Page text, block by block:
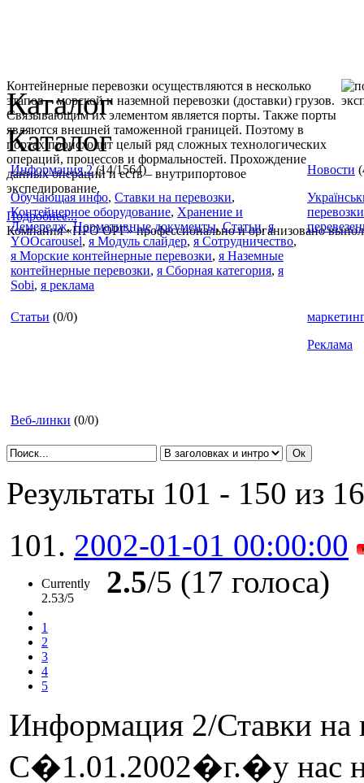
Контейнерные перевозки осуществляются в несколько
этапов – морской и наземной перевозки (доставки) грузов.
Связывающим их элементом является порты. Также порты
являются внешней таможенной границей. Поэтому в
портах происходит целый ряд сложных технологических
операций, процессов и формальностей. Прохождение
данных операций и есть – внутрипортовое
экспедирование.
Подробнее...
Компания «ПРО ОРГ» профессионально и организовано
полный комплекс услуг:
- Морские перевозки контейнеров
- Портовое экспедирование.
Экспедирование в порту.
- Железнодорожные перевозки контейнеров
Контейнерные перевозки осуществляются в несколько этапов
порты. Также порты являются внешней таможенной
портах происходит целый ряд сложных технологических
внутрипортовое экспедирование.
Каталог
Каталог
Информация 2 (14/1564)
Обучающая инфо, Ставки на перевозки,
Контейнерное оборудование, Хранение и
Демередж,Нормативные документы,Статьи,я
YOOcarousel, я Модуль слайдер, я Сотрудничество,
я Морские контейнерные перевозки, я Наземные
контейнерные перевозки, я Сборная категория, я
Sobi, я реклама
Новости
перевозки
Статьи (0/0)
Реклама
Веб-линки (0/0)
Результаты 101 - 150 из
101. 2002-01-01 00:00:00
Currently
2.53/5
1
2
3
4
5
2.5/5 (17 голоса)
Информация 2/Ставки на
C�1.01.2002�г.�у нас